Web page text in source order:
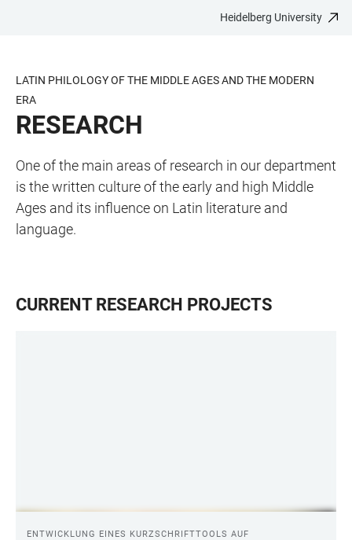
CONTENT
Heidelberg University
LATIN PHILOLOGY OF THE MIDDLE AGES AND THE MODERN
ERA
RESEARCH
One of the main areas of research in our department
is the written culture of the early and high Middle
Ages and its influence on Latin literature and
language.
CURRENT RESEARCH PROJECTS
ENTWICKLUNG EINES KURZSCHRIFTTOOLS AUF